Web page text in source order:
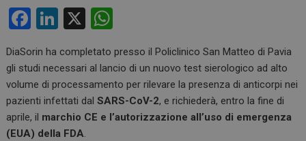
F
ce
b
o
o
Li
ke
dI
n
X
at
s
A
p
DiaSorin ha completato presso il Policlinico San Matteo di Pavia
gli studi necessari al lancio di un nuovo test sierologico ad alto
volume di processamento per rilevare la presenza di anticorpi nei
pazienti infettati dalSARS-CoV-2, e richiederà, entro la fine di
aprile, il marchio CE e l’autorizzazione all’uso di emergenza
(EUA) della FDA.